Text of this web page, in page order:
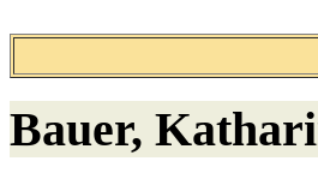
Bauer,